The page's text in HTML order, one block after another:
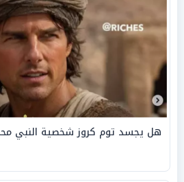
هل يجسد توم كروز شخصية النبي